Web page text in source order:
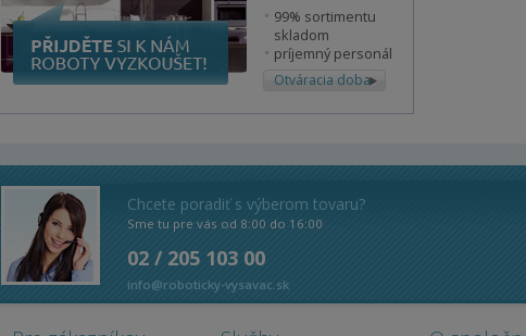
99% sortimentu
skladom
príjemný personál
Otváracia doba
Chcete poradiť s výberom tovaru?
Sme tu pre vás od 8:00 do 16:00
02 / 205 103 00
info@roboticky-vysavac.sk